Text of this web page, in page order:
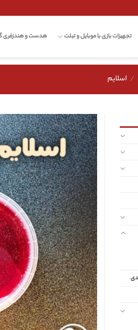
تجهیزات بازی با موبایل و تبلت هدست و هندزفری
/ اسلایم